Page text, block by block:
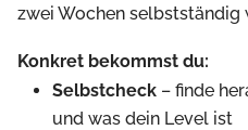
zwei Wochen selbstständig
Konkret bekommst du:
Selbstcheck – finde
und was dein Level ist